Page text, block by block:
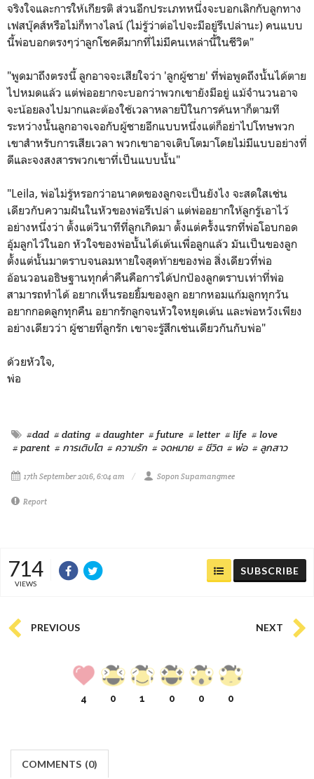
จริงใจและการให้เกียรติ ส่วนอีกประเภทหนึ่งจะบอกเลิกกับลูกทาง
เฟสบุ๊คส์หรือไม่ก็ทางไลน์ (ไม่รู้ว่าต่อไปจะมีอยู่รึเปล่านะ) คนแบบ
นี้พ่อบอกตรงๆว่าลูกโชคดีมากที่ไม่มีคนเหล่านี้ในชีวิต"
"พูดมาถึงตรงนี้ ลูกอาจจะเสียใจว่า 'ลูกผู้ชาย' ที่พ่อพูดถึงนั้นได้ตาย
ไปหมดแล้ว แต่พ่ออยากจะบอกว่าพวกเขายังมีอยู่ แม้จำนวนอาจ
จะน้อยลงไปมากและต้องใช้เวลาหลายปีในการค้นหาก็ตามที
ระหว่างนั้นลูกอาจเจอกับผู้ชายอีกแบบหนึ่งแต่ก็อย่าไปโทษพวก
เขาสำหรับการเสียเวลา พวกเขาอาจเติบโตมาโดยไม่มีแบบอย่างที่
ดีและจงสงสารพวกเขาที่เป็นแบบนั้น"
"Leila, พ่อไม่รู้หรอกว่าอนาคตของลูกจะเป็นยังไง จะสดใสเช่น
เดียวกับความฝันในหัวของพ่อรึเปล่า แต่พ่ออยากให้ลูกรู้เอาไว้
อย่างหนึ่งว่า ตั้งแต่วินาทีที่ลูกเกิดมา ตั้งแต่ครั้งแรกที่พ่อโอบกอด
อุ้มลูกไว้ในอก หัวใจของพ่อนั้นได้เต้นเพื่อลูกแล้ว มันเป็นของลูก
ตั้งแต่นั้นมาตราบจนลมหายใจสุดท้ายของพ่อ สิ่งเดียวที่พ่อ
อ้อนวอนอธิษฐานทุกค่ำคืนคือการได้ปกป้องลูกตราบเท่าที่พ่อ
สามารถทำได้ อยากเห็นรอยยิ้มของลูก อยากหอมแก้มลูกทุกวัน
อยากกอดลูกทุกคืน อยากรักลูกจนหัวใจหยุดเต้น และพ่อหวังเพียง
อย่างเดียวว่า ผู้ชายที่ลูกรัก เขาจะรู้สึกเช่นเดียวกันกับพ่อ"
ด้วยหัวใจ,
พ่อ
#dad # dating # daughter # future # letter # life # love
# parent # การเติบโต # ความรัก # จดหมาย # ชีวิต # พ่อ # ลูกสาว
17th September 2016, 6:04 am Sopon Supamangmee
Report
714
VIEWS
SUBSCRIBE
PREVIOUS NEXT
4 0 1 0 0 0
COMMENTS (0)